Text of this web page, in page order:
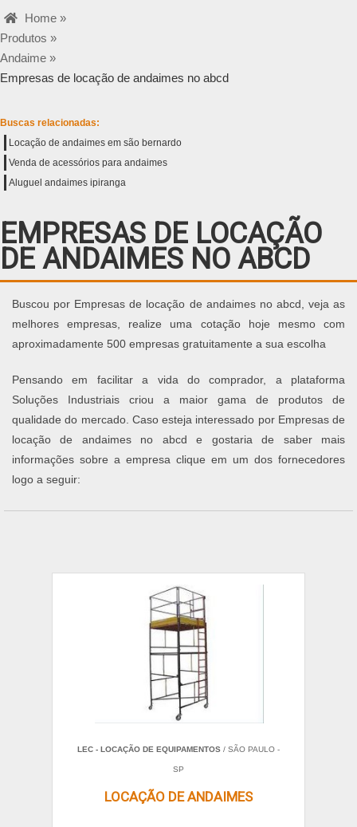
Home »
Produtos »
Andaime »
Empresas de locação de andaimes no abcd
Buscas relacionadas:
Locação de andaimes em são bernardo
Venda de acessórios para andaimes
Aluguel andaimes ipiranga
EMPRESAS DE LOCAÇÃO
DE ANDAIMES NO ABCD
Buscou por Empresas de locação de andaimes no abcd, veja as
melhores empresas, realize uma cotação hoje mesmo com
aproximadamente 500 empresas gratuitamente a sua escolha
Pensando em facilitar a vida do comprador, a plataforma
Soluções Industriais criou a maior gama de produtos de
qualidade do mercado. Caso esteja interessado por Empresas de
locação de andaimes no abcd e gostaria de saber mais
informações sobre a empresa clique em um dos fornecedores
logo a seguir:
LEC - LOCAÇÃO DE EQUIPAMENTOS / SÃO PAULO -
SP
LOCAÇÃO DE ANDAIMES